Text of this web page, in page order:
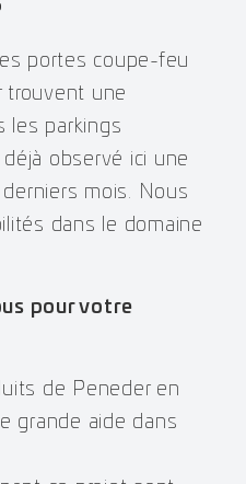
portes coupe-feu
trouvent une
les parkings
observé ici une
mois. Nous
dans le domaine
pour votre
de Peneder en
grande aide dans